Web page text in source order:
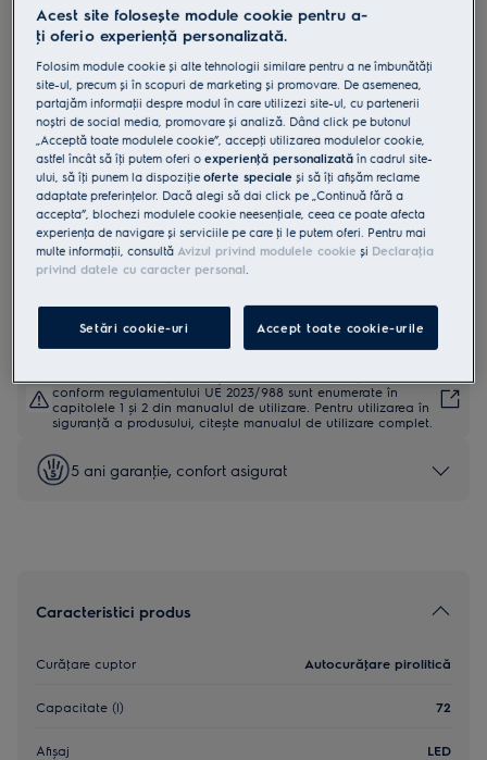
KODDP77WX
Cuptor cu abur SteamBake WiFi cu
autocuratare pirolitica A+ 72 litri
inox
4.9 (2491)
Fișa cu informaţii despre produs
Beneficii
Cuptorul SteamBake 600 te ajuta sa obtii rezultate mai bune la
coacere.
SteamBake adauga abur pentru o coacere perfecta.
Bucătărie Smart. Asistenţă personalizată. Control al cuptorului de la
distanţă.
conform regulamentului UE 2023/988 sunt enumerate în
capitolele 1 și 2 din manualul de utilizare. Pentru utilizarea în
siguranţă a produsului, citește manualul de utilizare complet.
5 ani garanţie, confort asigurat
Caracteristici produs
Curăţare cuptor Autocurăţare pirolitică
Capacitate (l) 72
Afișaj LED
Acest site folosește module cookie pentru a-
ţi oferi o experienţă personalizată.
Folosim module cookie și alte tehnologii similare pentru a ne îmbunătăţi
site-ul, precum și în scopuri de marketing și promovare. De asemenea,
partajăm informaţii despre modul în care utilizezi site-ul, cu partenerii
noștri de social media, promovare și analiză. Dând click pe butonul
„Acceptă toate modulele cookie”, accepţi utilizarea modulelor cookie,
astfel încât să îţi putem oferi oexperienţă personalizată în cadrul site-
ului, să îţi punem la dispoziţieoferte speciale și să îţi afișăm reclame
adaptate preferinţelor. Dacă alegi să dai click pe „Continuă fără a
accepta”, blochezi modulele cookie neesenţiale, ceea ce poate afecta
experienţa de navigare și serviciile pe care ţi le putem oferi. Pentru mai
multe informaţii, consultăAvizul privind modulele cookie și Declaraţia
privind datele cu caracter personal.
Setări cookie-uri Accept toate cookie-urile